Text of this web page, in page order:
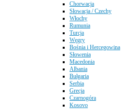
Chorwacja
Słowacja / Czechy
Włochy
Rumunia
Turcja
Węgry
Bośnia i Hercegowina
Słowenia
Macedonia
Albania
Bułgaria
Serbia
Grecja
Czarnogóra
Kosovo